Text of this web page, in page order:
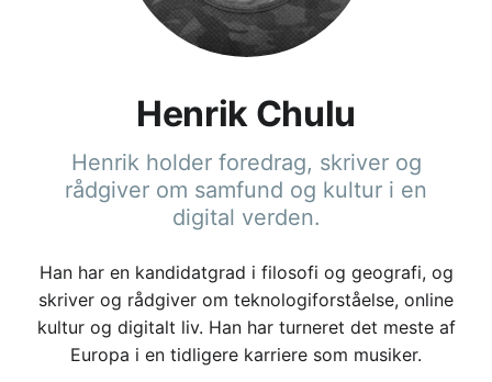
Henrik Chulu
Henrik holder foredrag, skriver og
rådgiver om samfund og kultur i en
digital verden.
Han har en kandidatgrad i filosofi og geografi, og
skriver og rådgiver om teknologiforståelse, online
kultur og digitalt liv. Han har turneret det meste af
Europa i en tidligere karriere som musiker.